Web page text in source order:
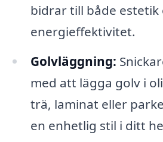
bidrar till både estetik
energieffektivitet.
Golvläggning:
med att lägga golv i
trä, laminat eller
en enhetlig stil i ditt